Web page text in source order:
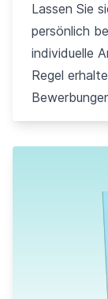
Lassen Sie
persönlich
individuelle
Regel